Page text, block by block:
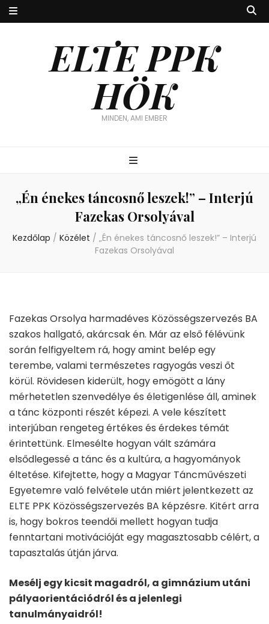
ELTE PPK
HÖK
MINDEN, AMI EMBER
„Én énekes táncosnő leszek!” – Interjú
Fazekas Orsolyával
Kezdőlap / Közélet / „Én énekes táncosnő leszek!” – Interjú
Fazekas Orsolyával
Fazekas Orsolya harmadéves Közösségszervezés BA
szakos hallgató, akárcsak én. Már az első félévünk
során felfigyeltem rá, hogy amint belép egy
terembe, valami természetes ragyogás veszi őt
körül. Rövidesen kiderült, hogy emögött a lány
mérhetetlen szenvedélye és életigenlése áll, aminek
a tánc központi részét képezi. A vele készített
interjúban rengeteg értékes és érdekes témát
érintettünk. Elmesélte hogyan vált számára
elsődlegessé a tánc és a kultúra, a hagyományok
éltetése. Kifejtette, hogy a Magyar Táncművészeti
Egyetemre való felvétele után miért jelentkezett az
ELTE PPK Közösségszervezés BA képzésre. Kitért arra
is, hogy bokros teendői mellett hogyan tudja
fenntartani motivációját egy magasztosabb célért, a
tapasztalás útján járva.
Mesélj egy kicsit magadról, a gimnázium utáni
pályaorientációdról és a jelenlegi
tanulmányaidról!